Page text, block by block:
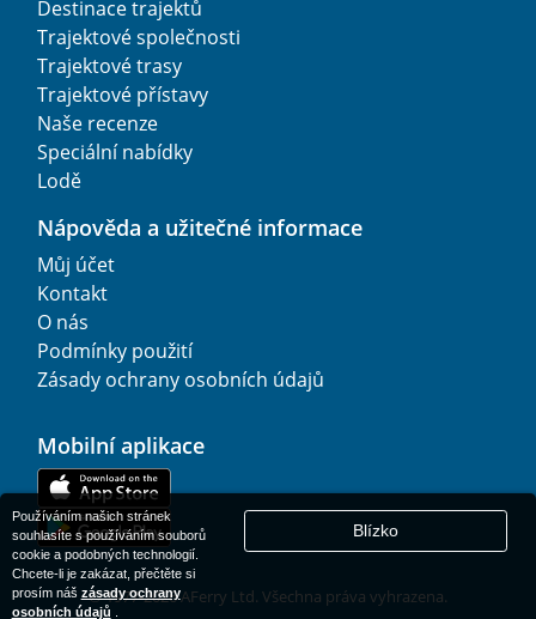
Destinace trajektů
Trajektové společnosti
Trajektové trasy
Trajektové přístavy
Naše recenze
Speciální nabídky
Lodě
Nápověda a užitečné informace
Můj účet
Kontakt
O nás
Podmínky použití
Zásady ochrany osobních údajů
Mobilní aplikace
© 1977-2026AFerry Ltd. Všechna práva vyhrazena.
Používáním našich stránek
souhlasíte s používáním souborů
cookie a podobných technologií.
Chcete-li je zakázat, přečtěte si
prosím náš zásady ochrany
osobních údajů
Blízko